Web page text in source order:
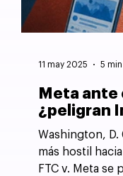
Meta ante
¿peligran
Washington,
más hostil
FTC v. Meta se
11 may 2025 5